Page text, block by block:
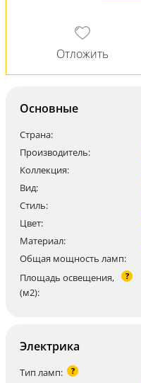
Основные
Страна:
Производитель:
Коллекция:
Вид:
Стиль:
Цвет:
Материал:
Общая мощность ламп:
Площадь освещения,
(м2):
?
Электрика
Тип ламп: ?